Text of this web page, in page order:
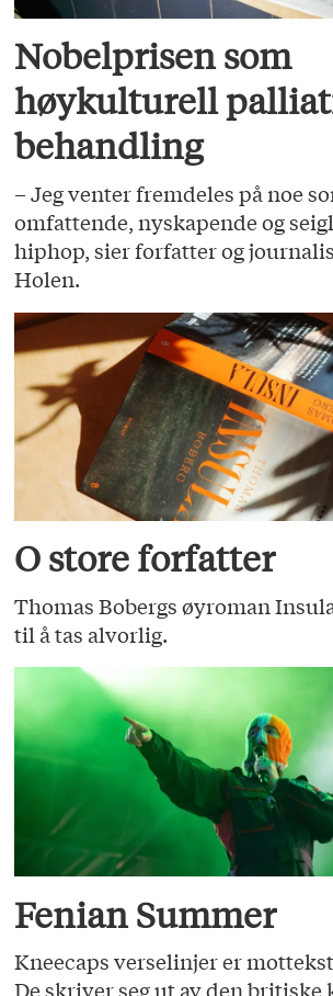
Nobelprisen som
høykulturell
behandling
– Jeg venter fremdeles på noe
omfattende, nyskapende og
hiphop, sier forfatter og
Holen.
O store forfatter
Thomas Bobergs øyroman
til å tas alvorlig.
Fenian Summer
Kneecaps verselinjer er
De skriver seg ut av den britiske